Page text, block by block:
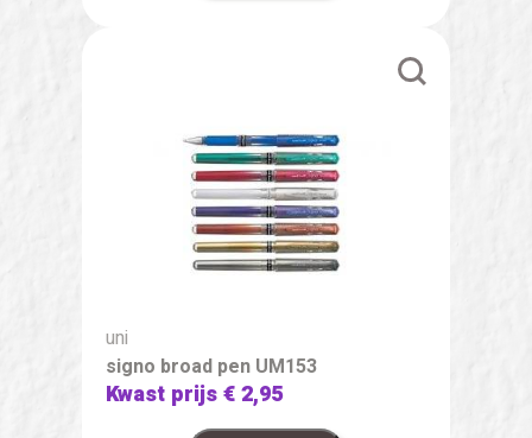
uni
signo broad pen UM153
Kwast prijs€ 2,95